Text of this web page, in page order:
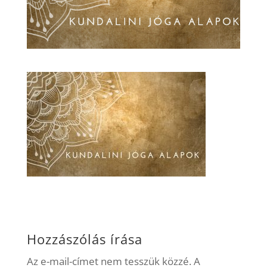
Hozzászólás írása
Az e-mail-címet nem tesszük közzé. A